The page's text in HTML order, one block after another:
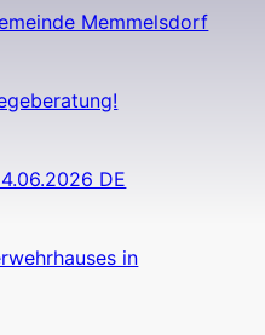
Memmelsdorf
DE
in